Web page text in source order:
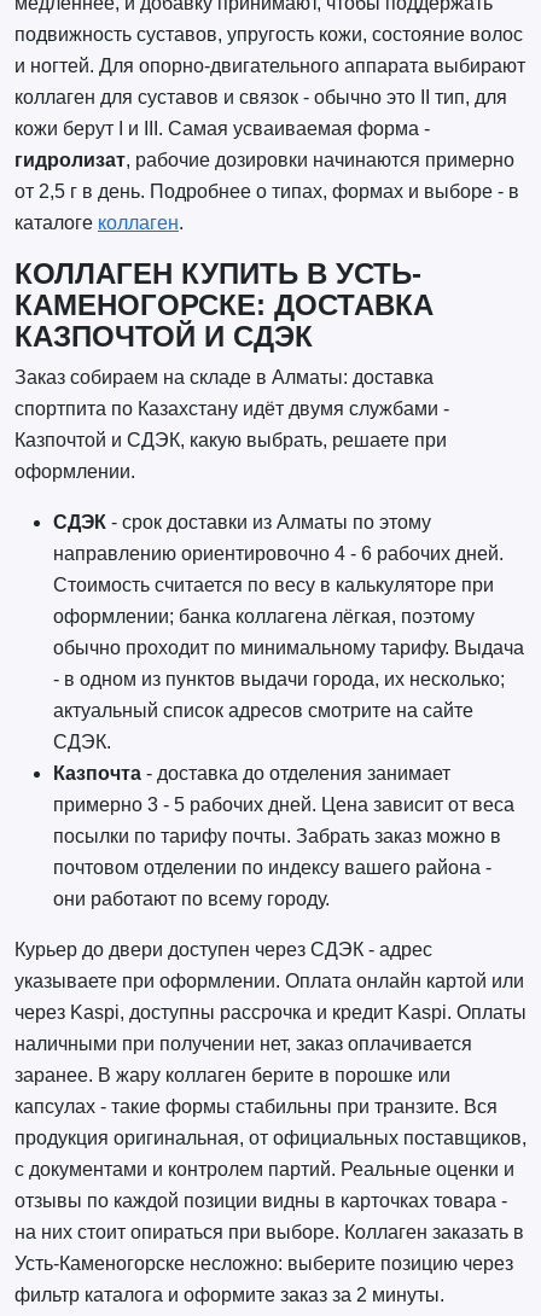
подвижность суставов, упругость кожи, состояние волос
и ногтей. Для опорно-двигательного аппарата выбирают
коллаген для суставов и связок - обычно это II тип, для
кожи берут I и III. Самая усваиваемая форма -
гидролизат, рабочие дозировки начинаются примерно
от 2,5 г в день. Подробнее о типах, формах и выборе - в
каталоге коллаген.
КОЛЛАГЕН КУПИТЬ В УСТЬ-
КАМЕНОГОРСКЕ: ДОСТАВКА
КАЗПОЧТОЙ И СДЭК
Заказ собираем на складе в Алматы: доставка
спортпита по Казахстану идёт двумя службами -
Казпочтой и СДЭК, какую выбрать, решаете при
оформлении.
СДЭК- срок доставки из Алматы по этому
направлению ориентировочно 4 - 6 рабочих дней.
Стоимость считается по весу в калькуляторе при
оформлении; банка коллагена лёгкая, поэтому
обычно проходит по минимальному тарифу. Выдача
- в одном из пунктов выдачи города, их несколько;
актуальный список адресов смотрите на сайте
СДЭК.
Казпочта- доставка до отделения занимает
примерно 3 - 5 рабочих дней. Цена зависит от веса
посылки по тарифу почты. Забрать заказ можно в
почтовом отделении по индексу вашего района -
они работают по всему городу.
Курьер до двери доступен через СДЭК - адрес
указываете при оформлении. Оплата онлайн картой или
через Kaspi, доступны рассрочка и кредит Kaspi. Оплаты
наличными при получении нет, заказ оплачивается
заранее. В жару коллаген берите в порошке или
капсулах - такие формы стабильны при транзите. Вся
продукция оригинальная, от официальных поставщиков,
с документами и контролем партий. Реальные оценки и
отзывы по каждой позиции видны в карточках товара -
на них стоит опираться при выборе. Коллаген заказать в
Усть-Каменогорске несложно: выберите позицию через
фильтр каталога и оформите заказ за 2 минуты.